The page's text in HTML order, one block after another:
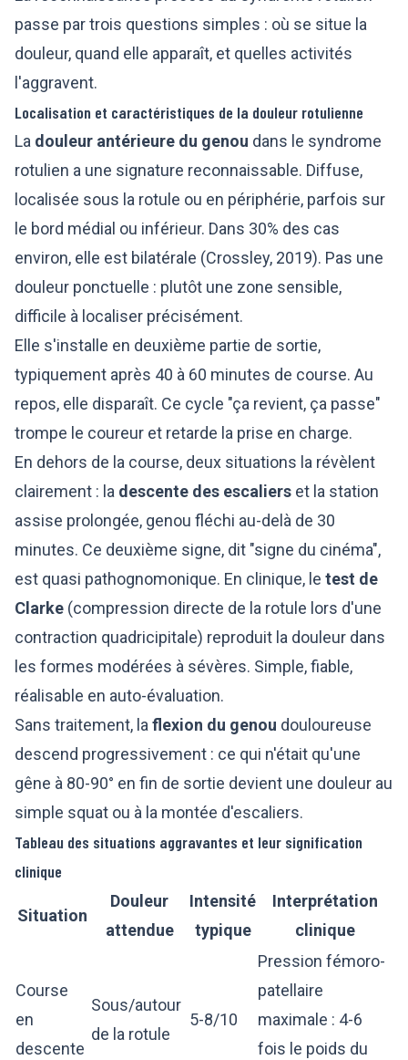
passe par trois questions simples : où se situe la
douleur, quand elle apparaît, et quelles activités
l'aggravent.
Localisation et caractéristiques de la douleur rotulienne
La douleur antérieure du genou dans le syndrome
rotulien a une signature reconnaissable. Diffuse,
localisée sous la rotule ou en périphérie, parfois sur
le bord médial ou inférieur. Dans 30% des cas
environ, elle est bilatérale (Crossley, 2019). Pas une
douleur ponctuelle : plutôt une zone sensible,
difficile à localiser précisément.
Elle s'installe en deuxième partie de sortie,
typiquement après 40 à 60 minutes de course. Au
repos, elle disparaît. Ce cycle "ça revient, ça passe"
trompe le coureur et retarde la prise en charge.
En dehors de la course, deux situations la révèlent
clairement : la descente des escaliers et la station
assise prolongée, genou fléchi au-delà de 30
minutes. Ce deuxième signe, dit "signe du cinéma",
est quasi pathognomonique. En clinique, le test de
Clarke (compression directe de la rotule lors d'une
contraction quadricipitale) reproduit la douleur dans
les formes modérées à sévères. Simple, fiable,
réalisable en auto-évaluation.
Sans traitement, la flexion du genou douloureuse
descend progressivement : ce qui n'était qu'une
gêne à 80-90° en fin de sortie devient une douleur au
simple squat ou à la montée d'escaliers.
Tableau des situations aggravantes et leur signification
clinique
Situation
Douleur
attendue
Intensité
typique
Interprétation
clinique
Course
en
descente
Sous/autour
de la rotule
5-8/10
Pression fémoro-
patellaire
maximale : 4-6
fois le poids du